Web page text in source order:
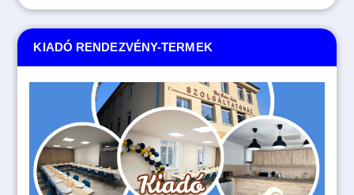
KIADÓ RENDEZVÉNY-TERMEK